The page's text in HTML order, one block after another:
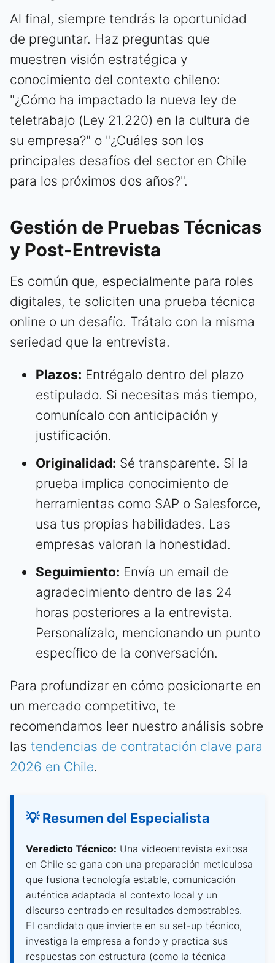
Al final, siempre tendrás la oportunidad
de preguntar. Haz preguntas que
muestren visión estratégica y
conocimiento del contexto chileno:
"¿Cómo ha impactado la nueva ley de
teletrabajo (Ley 21.220) en la cultura de
su empresa?" o "¿Cuáles son los
principales desafíos del sector en Chile
para los próximos dos años?".
Gestión de Pruebas Técnicas
y Post-Entrevista
Es común que, especialmente para roles
digitales, te soliciten una prueba técnica
online o un desafío. Trátalo con la misma
seriedad que la entrevista.
Plazos: Entrégalo dentro del plazo
estipulado. Si necesitas más tiempo,
comunícalo con anticipación y
justificación.
Originalidad: Sé transparente. Si la
prueba implica conocimiento de
herramientas como SAP o Salesforce,
usa tus propias habilidades. Las
empresas valoran la honestidad.
Seguimiento: Envía un email de
agradecimiento dentro de las 24
horas posteriores a la entrevista.
Personalízalo, mencionando un punto
específico de la conversación.
Para profundizar en cómo posicionarte en
un mercado competitivo, te
recomendamos leer nuestro análisis sobre
las tendencias de contratación clave para
2026 en Chile.
💡 Resumen del Especialista
Veredicto Técnico: Una videoentrevista exitosa
en Chile se gana con una preparación meticulosa
que fusiona tecnología estable, comunicación
auténtica adaptada al contexto local y un
discurso centrado en resultados demostrables.
El candidato que invierte en su set-up técnico,
investiga la empresa a fondo y practica sus
respuestas con estructura (como la técnica